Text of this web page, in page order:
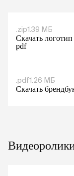
.zip1.39 МБ
Скачать
pdf
.pdf1.26 МБ
Скачать